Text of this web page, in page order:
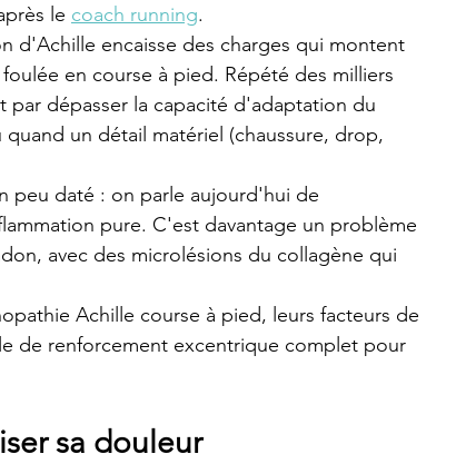
le coach running.
d'Achille encaisse des charges qui montent
en course à pied. Répété des milliers
par dépasser la capacité d'adaptation du
un détail matériel (chaussure, drop,
peu daté : on parle aujourd'hui de
pure. C'est davantage un problème
avec des microlésions du collagène qui
Achille course à pied, leurs facteurs de
de renforcement excentrique complet pour
sa douleur